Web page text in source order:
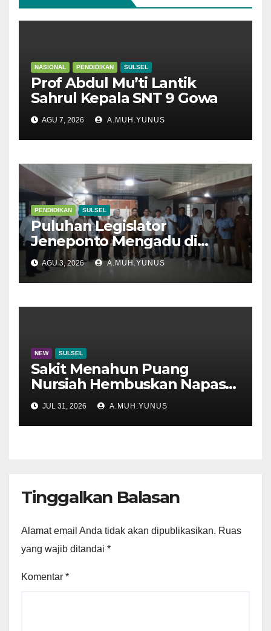
NASIONAL PENDIDIKAN SULSEL
Prof Abdul Mu’ti Lantik
Sahrul Kepala SNT 9 Gowa
AGU 7, 2026 A.MUH.YUNUS
PENDIDIKAN SULSEL
Puluhan Legislator
Jeneponto Mengadu di
Disdik Sulsel
AGU 3, 2026 A.MUH.YUNUS
NEW SULSEL
Sakit Menahun Puang
Nursiah Hembuskan Napas
Terakhir
JUL 31, 2026 A.MUH.YUNUS
Tinggalkan Balasan
Alamat email Anda tidak akan dipublikasikan. Ruas
yang wajib ditandai *
Komentar *